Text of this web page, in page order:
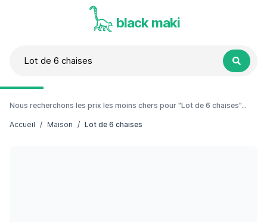
black maki
Nous recherchons les prix les moins chers pour "Lot de 6 chaises"...
Accueil / Maison / Lot de 6 chaises